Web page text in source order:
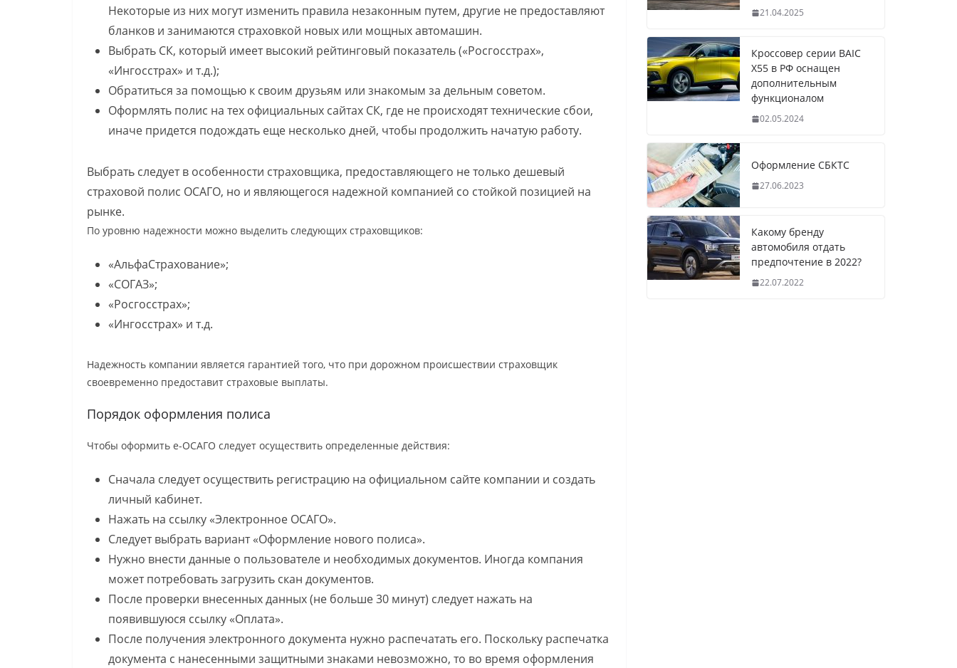
Некоторые из них могут изменить правила незаконным путем, другие не предоставляют
бланков и занимаются страховкой новых или мощных автомашин.
Выбрать СК, который имеет высокий рейтинговый показатель («Росгосстрах»,
«Ингосстрах» и т.д.);
Обратиться за помощью к своим друзьям или знакомым за дельным советом.
Оформлять полис на тех официальных сайтах СК, где не происходят технические сбои,
иначе придется подождать еще несколько дней, чтобы продолжить начатую работу.
Выбрать следует в особенности страховщика, предоставляющего не только дешевый
страховой полис ОСАГО, но и являющегося надежной компанией со стойкой позицией на
рынке.
По уровню надежности можно выделить следующих страховщиков:
«АльфaСтpаxoвание»;
«СОГАЗ»;
«Росгосстрах»;
«Ингосстрах» и т.д.
Надежность компании является гарантией того, что при дорожном происшествии страховщик
своевременно предоставит страховые выплаты.
Порядок оформления полиса
Чтобы оформить е-ОСАГО следует осуществить определенные действия:
Сначала следует осуществить регистрацию на официальном сайте компании и создать
личный кабинет.
Нажать на ссылку «Электронное ОСАГО».
Следует выбрать вариант «Оформление нового полиса».
Нужно внести данные о пользователе и необходимых документов. Иногда компания
может потребовать загрузить скан документов.
После проверки внесенных данных (не больше 30 минут) следует нажать на
появившуюся ссылку «Оплата».
После получения электронного документа нужно распечатать его. Поскольку распечатка
документа с нанесенными защитными знаками невозможно, то во время оформления
21.04.2025
Кроссовер серии BAIC
X55 в РФ оснащен
дополнительным
функционалом
02.05.2024
Оформление СБКТС
27.06.2023
Какому бренду
автомобиля отдать
предпочтение в 2022?
22.07.2022